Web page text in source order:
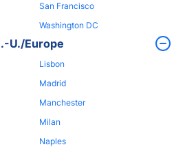
San Francisco
Washington DC
U./Europe
Lisbon
Madrid
Manchester
Milan
Naples